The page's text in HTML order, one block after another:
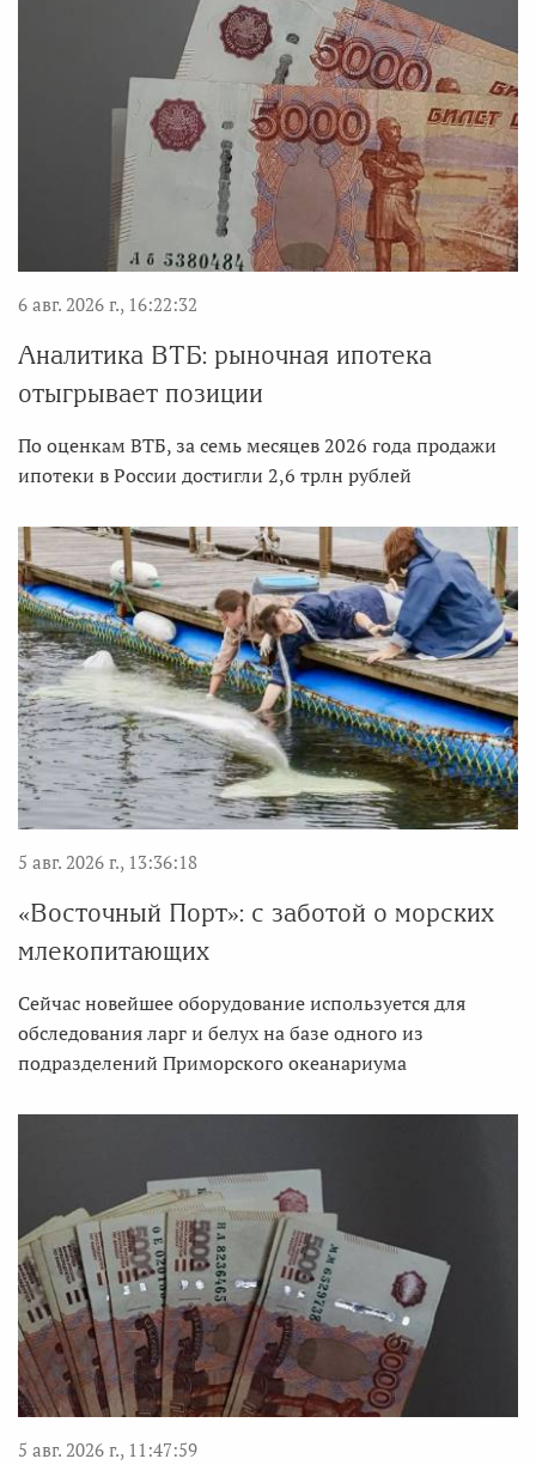
6 авг. 2026 г., 16:22:32
Аналитика ВТБ: рыночная ипотека
отыгрывает позиции
По оценкам ВТБ, за семь месяцев 2026 года продажи
ипотеки в России достигли 2,6 трлн рублей
5 авг. 2026 г., 13:36:18
«Восточный Порт»: с заботой о морских
млекопитающих
Сейчас новейшее оборудование используется для
обследования ларг и белух на базе одного из
подразделений Приморского океанариума
5 авг. 2026 г., 11:47:59